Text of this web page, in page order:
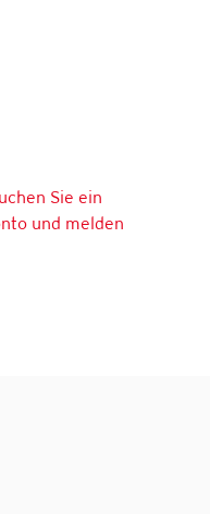
Sie ein
und melden